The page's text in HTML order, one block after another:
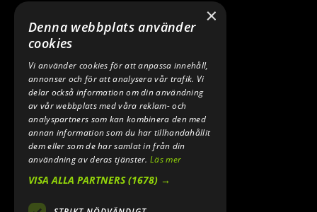
TELEFON:
0640 200 50
E-POST:
INFO@SPEEDSHOPEN.SE
ÅNGRA MITT KÖP
×
Denna webbplats använder
cookies
Vi använder cookies för att anpassa innehåll,
annonser och för att analysera vår trafik. Vi
delar också information om din användning
av vår webbplats med våra reklam- och
analyspartners som kan kombinera den med
annan information som du har tillhandahållit
dem eller som de har samlat in från din
användning av deras tjänster.Läs mer
VISA ALLA PARTNERS(1678) →